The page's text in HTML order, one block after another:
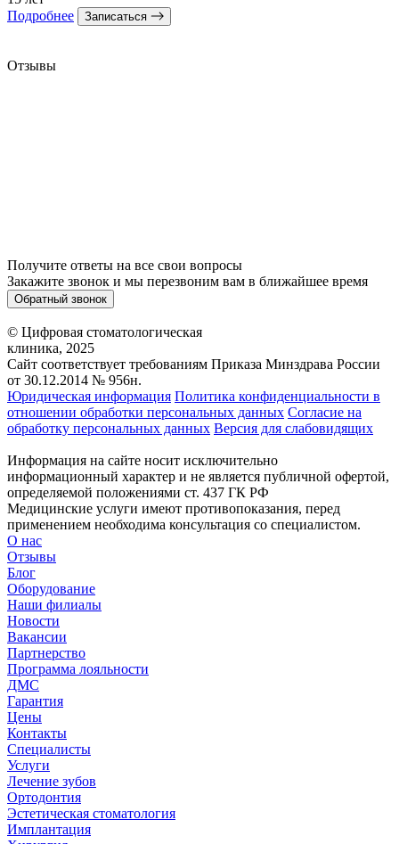
Подробнее
Записаться
Отзывы
Получите ответы на все свои вопросы
Закажите звонок и мы перезвоним вам в ближайшее время
Обратный звонок
© Цифровая стоматологическая
клиника, 2025
Сайт соответствует требованиям Приказа Минздрава России
от 30.12.2014 № 956н.
Юридическая информация Политика конфиденциальности в
отношении обработки персональных данных Согласие на
обработку персональных данных Версия для слабовидящих
Информация на сайте носит исключительно
информационный характер и не является публичной офертой,
определяемой положениями ст. 437 ГК РФ
Медицинские услуги имеют противопоказания, перед
применением необходима консультация со специалистом.
О нас
Отзывы
Блог
Оборудование
Наши филиалы
Новости
Вакансии
Партнерство
Программа лояльности
ДМС
Гарантия
Цены
Контакты
Специалисты
Услуги
Лечение зубов
Ортодонтия
Эстетическая стоматология
Имплантация